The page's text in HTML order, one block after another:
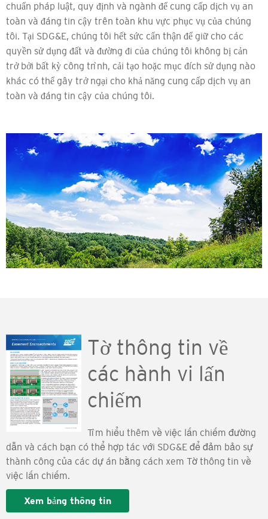
chuẩn pháp luật, quy định và ngành để cung cấp dịch vụ an
toàn và đáng tin cậy trên toàn khu vực phục vụ của chúng
tôi. Tại SDG&E, chúng tôi hết sức cẩn thận để giữ cho các
quyền sử dụng đất và đường đi của chúng tôi không bị cản
trở bởi bất kỳ công trình, cải tạo hoặc mục đích sử dụng nào
khác có thể gây trở ngại cho khả năng cung cấp dịch vụ an
toàn và đáng tin cậy của chúng tôi.
Tờ thông tin về
các hành vi lấn
chiếm
Tìm hiểu thêm về việc lấn chiếm đường
dẫn và cách bạn có thể hợp tác với SDG&E để đảm bảo sự
thành công của các dự án bằng cách xem Tờ thông tin về
việc lấn chiếm.
Xem bảng thông tin